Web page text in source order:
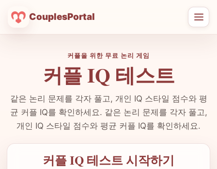
CouplesPortal
메
뉴
커플을 위한 무료 논리 게임
커플 IQ 테스트
같은 논리 문제를 각자 풀고, 개인 IQ 스타일 점수와 평
균 커플 IQ를 확인하세요. 같은 논리 문제를 각자 풀고,
개인 IQ 스타일 점수와 평균 커플 IQ를 확인하세요.
커플 IQ 테스트 시작하기